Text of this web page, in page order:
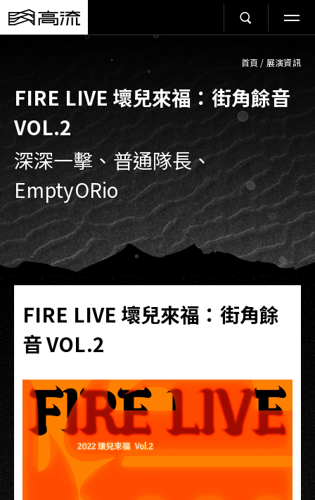
首頁 / 展演資訊
FIRE LIVE 壞兒來福：街角餘音
VOL.2
深深一擊、普通隊長、
EmptyORio
FIRE LIVE 壞兒來福：街角餘
音 VOL.2